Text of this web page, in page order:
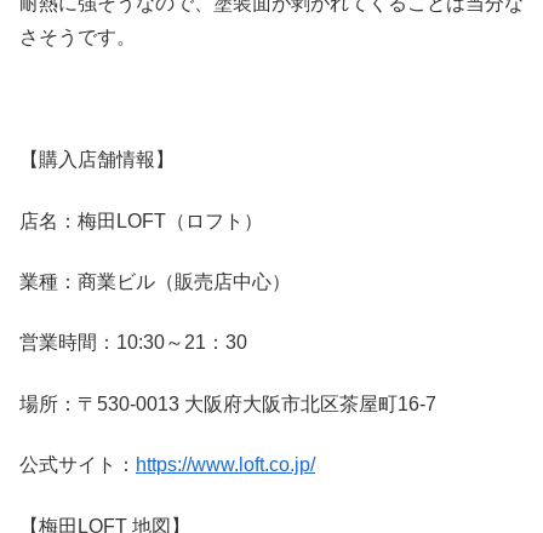
さそうです。
【購入店舗情報】
店名：梅田LOFT（ロフト）
業種：商業ビル（販売店中心）
営業時間：10:30～21：30
場所：〒530-0013 大阪府大阪市北区茶屋町16-7
公式サイト： https://www.loft.co.jp/
【梅田LOFT 地図】